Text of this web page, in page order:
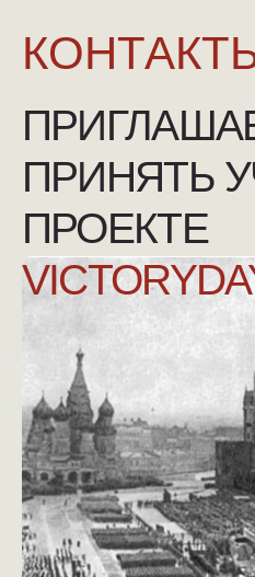
NGKMOSCOW@YANDEX.RU